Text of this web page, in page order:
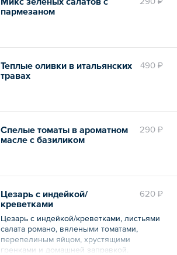
пармезаном
490 ₽
Теплые оливки в итальянских
травах
290 ₽
Спелые томаты в ароматном
масле с базиликом
620 ₽
Цезарь с индейкой/
креветками
Цезарь с индейкой/креветками, листьями
салата романо, вялеными томатами,
перепелиным яйцом, хрустящими
гренками и домашней заправкой.